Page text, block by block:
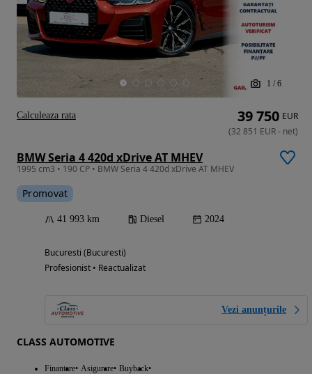
1 / 6
BMW Seria 4 420d xDrive AT MHEV
1995 cm3 • 190 CP • BMW Seria 4 420d xDrive AT MHEV
Promovat
41 993 km Diesel 2024
Bucuresti (Bucuresti)
Profesionist • Reactualizat
Vezi anunțurile
CLASS AUTOMOTIVE
Finantare Asigurare Buyback
39 750 EUR
(32 851 EUR- net)
Calculeaza rata